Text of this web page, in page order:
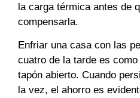
la carga térmica antes de
compensarla.
Enfriar una casa con las
cuatro de la tarde es
tapón abierto. Cuando
la vez, el ahorro es